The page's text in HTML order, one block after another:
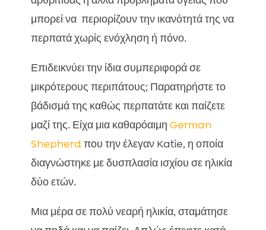
μπορεί να περιορίζουν την ικανότητά της να
περπατά χωρίς ενόχληση ή πόνο.
Επιδεικνύει την ίδια συμπεριφορά σε
μικρότερους περιπάτους; Παρατηρήστε το
βάδισμά της καθώς περπατάτε και παίζετε
μαζί της. Είχα μια καθαρόαιμη German
Shepherdπου την έλεγαν Katie, η οποία
διαγνώστηκε με δυσπλασία ισχίου σε ηλικία
δύο ετών.
Μια μέρα σε πολύ νεαρή ηλικία, σταμάτησε